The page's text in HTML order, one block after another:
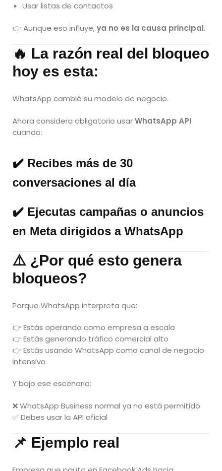
Usar listas de contactos
👉 Aunque eso influye,ya no es la causa principal.
🔥 La razón real del bloqueo
hoy es esta:
WhatsApp cambió su modelo de negocio.
Ahora considera obligatorio usarWhatsApp API
cuando:
✔️ Recibes más de 30
conversaciones al día
✔️ Ejecutas campañas o anuncios
en Meta dirigidos a WhatsApp
⚠️ ¿Por qué esto genera
bloqueos?
Porque WhatsApp interpreta que:
👉 Estás operando como empresa a escala
👉 Estás generando tráfico comercial alto
👉 Estás usando WhatsApp como canal de negocio
intensivo
Y bajo ese escenario:
❌ WhatsApp Business normal ya no está permitido
✅ Debes usar la API oficial
📌 Ejemplo real